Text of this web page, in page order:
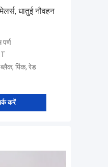
धातुई नौवहन
पर्ण
पिंक, रेड
करें